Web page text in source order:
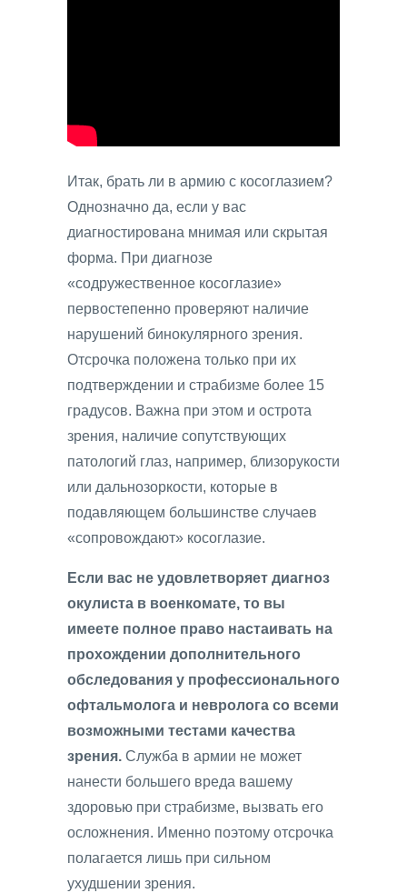
Итак, брать ли в армию с косоглазием?
Однозначно да, если у вас
диагностирована мнимая или скрытая
форма. При диагнозе
«содружественное косоглазие»
первостепенно проверяют наличие
нарушений бинокулярного зрения.
Отсрочка положена только при их
подтверждении и страбизме более 15
градусов. Важна при этом и острота
зрения, наличие сопутствующих
патологий глаз, например, близорукости
или дальнозоркости, которые в
подавляющем большинстве случаев
«сопровождают» косоглазие.
Если вас не удовлетворяет диагноз
окулиста в военкомате, то вы
имеете полное право настаивать на
прохождении дополнительного
обследования у профессионального
офтальмолога и невролога со всеми
возможными тестами качества
зрения. Служба в армии не может
нанести большего вреда вашему
здоровью при страбизме, вызвать его
осложнения. Именно поэтому отсрочка
полагается лишь при сильном
ухудшении зрения.